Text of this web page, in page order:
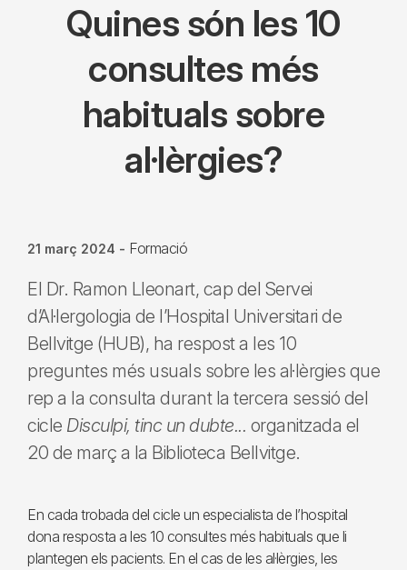
Quines són les 10
consultes més
habituals sobre
al·lèrgies?
21 març 2024 - Formació
El Dr. Ramon Lleonart, cap del Servei
d’Al·lergologia de l’Hospital Universitari de
Bellvitge (HUB), ha respost a les 10
preguntes més usuals sobre les al·lèrgies que
rep a la consulta durant la tercera sessió del
cicle Disculpi, tinc un dubte... organitzada el
20 de març a la Biblioteca Bellvitge.
En cada trobada del cicle un especialista de l’hospital
dona resposta a les 10 consultes més habituals que li
plantegen els pacients. En el cas de les al·lèrgies, les